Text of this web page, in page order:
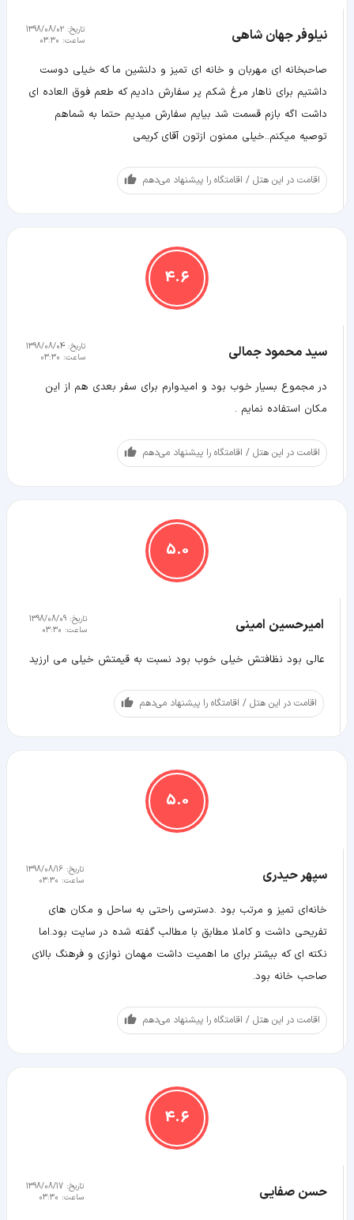
نیلوفر جهان شاهی تاریخ: 1398/08/02
ساعت: 03:30
صاحبخانه ای مهربان و خانه ای تمیز و دلنشین ما که خیلی دوست
داشتیم برای ناهار مرغ شکم پر سفارش دادیم که طعم فوق العاده ای
داشت اگه بازم قسمت شد بیایم سفارش میدیم حتما به شماهم
توصیه میکنم..خیلی ممنون ازتون آقای کریمی
اقامت در این هتل / اقامتگاه را پیشنهاد می‌دهم
4.6
سید محمود جمالی تاریخ: 1398/08/04
ساعت: 03:30
در مجموع بسيار خوب بود و اميدوارم براى سفر بعدى هم از اين
مكان استفاده نمايم .
اقامت در این هتل / اقامتگاه را پیشنهاد می‌دهم
5.0
امیرحسین امینی تاریخ: 1398/08/09
ساعت: 03:30
عالی بود نظافتش خیلی خوب بود نسبت به قیمتش خیلی می ارزید
اقامت در این هتل / اقامتگاه را پیشنهاد می‌دهم
5.0
سپهر حیدری تاریخ: 1398/08/16
ساعت: 03:30
خانه‌ای تمیز و مرتب بود .دسترسی راحتی به ساحل و مکان های
تفریحی داشت و کاملا مطابق با مطالب گفته شده در سایت بود.اما
نکته ای که بیشتر برای ما اهمیت داشت مهمان نوازی و فرهنگ بالای
صاحب خانه بود.
اقامت در این هتل / اقامتگاه را پیشنهاد می‌دهم
4.6
حسن صفایی تاریخ: 1398/08/17
ساعت: 03:30